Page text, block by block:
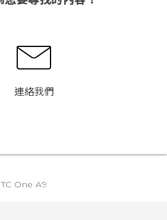
連絡我們
One A9‎